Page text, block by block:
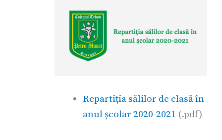
Repartiția sălilor de clasă în
anul școlar 2020-2021 (.pdf)